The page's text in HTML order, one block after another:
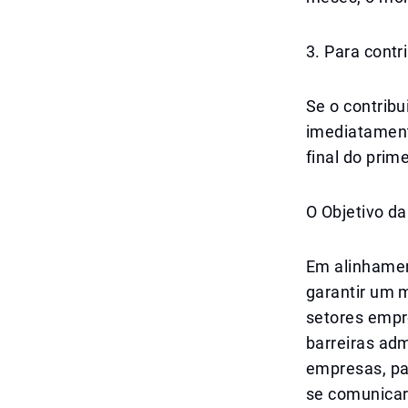
3. Para
Se o
final do
O Objetivo
Em
garantir um
setores
barreiras
empresas,
se